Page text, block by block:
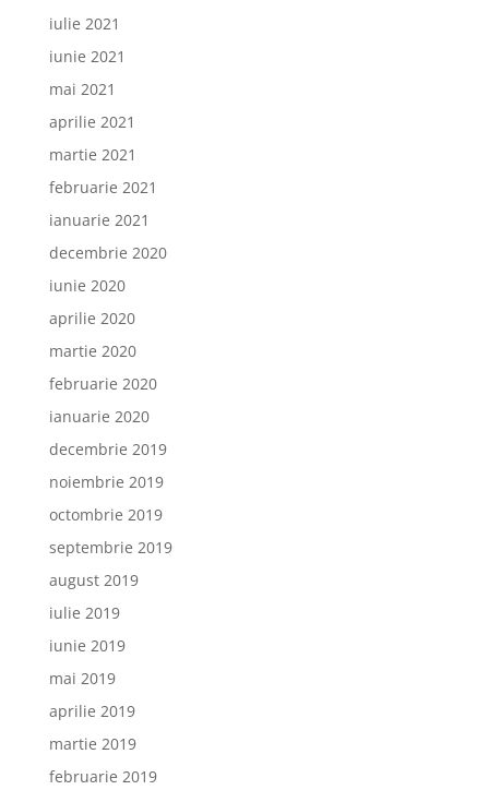
iulie 2021
iunie 2021
mai 2021
aprilie 2021
martie 2021
februarie 2021
ianuarie 2021
decembrie 2020
iunie 2020
aprilie 2020
martie 2020
februarie 2020
ianuarie 2020
decembrie 2019
noiembrie 2019
octombrie 2019
septembrie 2019
august 2019
iulie 2019
iunie 2019
mai 2019
aprilie 2019
martie 2019
februarie 2019